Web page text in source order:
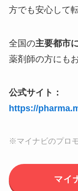
方でも安心して
全国の主要都市
薬剤師の方にも
公式サイト：
https://
※マイナビのプロ
マイ